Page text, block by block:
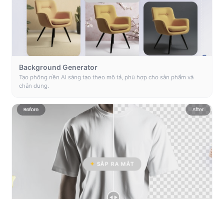
Background Generator
Tạo phông nền AI sáng tạo theo mô tả, phù hợp cho sản phẩm và
chân dung.
SẮP RA MẮT